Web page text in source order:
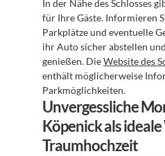
In der Nähe des Schlosses
für Ihre Gäste. Informieren
Parkplätze und eventuelle
ihr Auto sicher abstellen
genießen. Die Website des
enthält möglicherweise
Parkmöglichkeiten.
Unvergessliche
Köpenick als
Traumhochzeit